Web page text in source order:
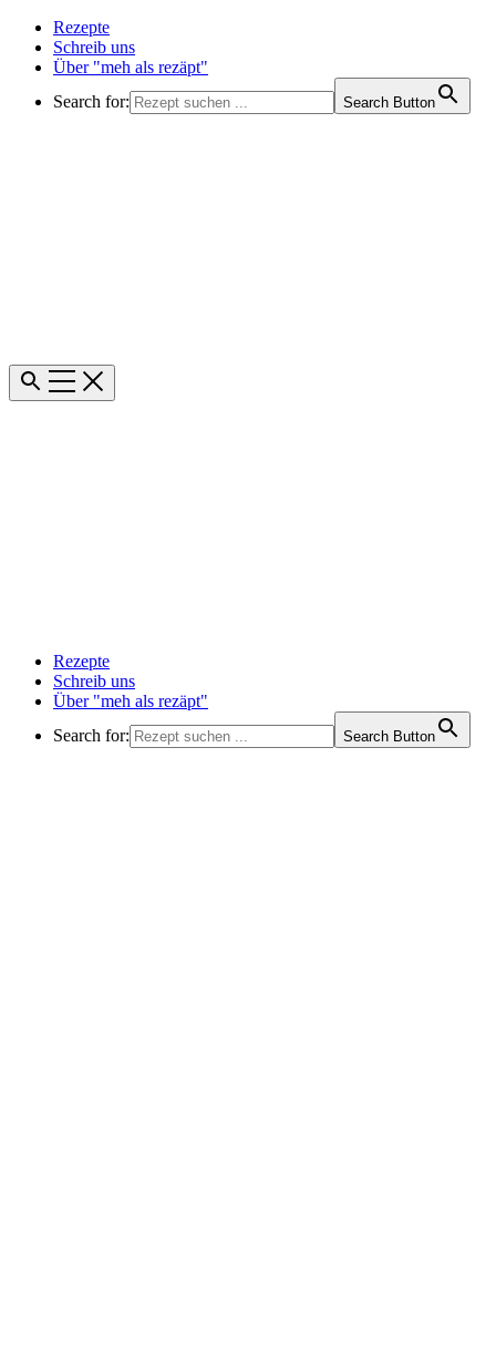
Rezepte
Schreib uns
Über "meh als rezäpt"
Search for:
Search Button
Rezepte
Schreib uns
Über "meh als rezäpt"
Search for:
Search Button